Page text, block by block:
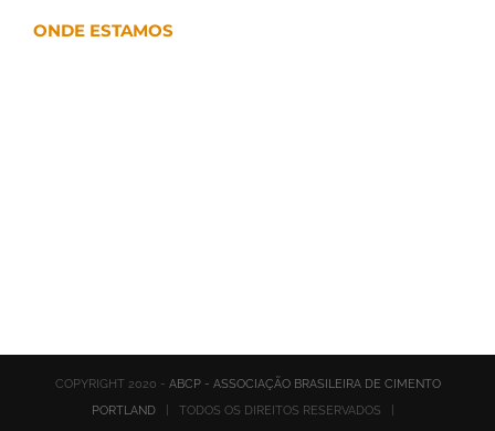
ONDE ESTAMOS
COPYRIGHT 2020 - ABCP - ASSOCIAÇÃO BRASILEIRA DE CIMENTO
PORTLAND| TODOS OS DIREITOS RESERVADOS |